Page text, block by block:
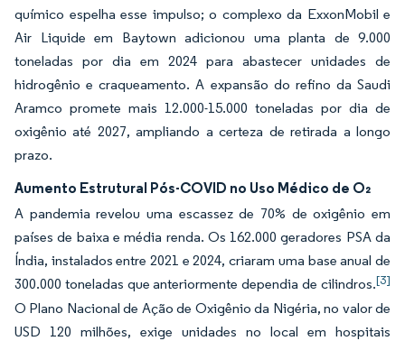
químico espelha esse impulso; o complexo da ExxonMobil e
Air Liquide em Baytown adicionou uma planta de 9.000
toneladas por dia em 2024 para abastecer unidades de
hidrogênio e craqueamento. A expansão do refino da Saudi
Aramco promete mais 12.000-15.000 toneladas por dia de
oxigênio até 2027, ampliando a certeza de retirada a longo
prazo.
Aumento Estrutural Pós-COVID no Uso Médico de O₂
A pandemia revelou uma escassez de 70% de oxigênio em
países de baixa e média renda. Os 162.000 geradores PSA da
Índia, instalados entre 2021 e 2024, criaram uma base anual de
300.000 toneladas que anteriormente dependia de cilindros.[3]
O Plano Nacional de Ação de Oxigênio da Nigéria, no valor de
USD 120 milhões, exige unidades no local em hospitais